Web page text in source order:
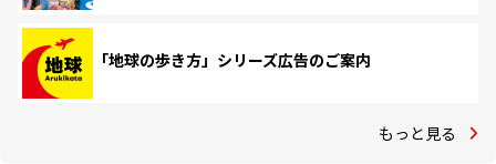
「地球の歩き方」シリーズ広告のご案内
もっと見る